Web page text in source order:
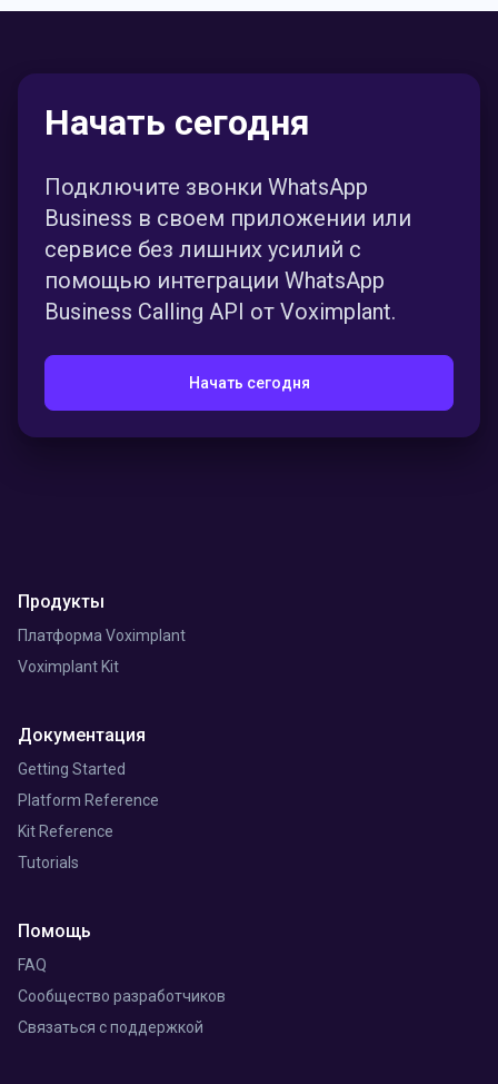
Начать сегодня
Подключите звонки WhatsApp
Business в своем приложении или
сервисе без лишних усилий с
помощью интеграции WhatsApp
Business Calling API от Voximplant.
Начать сегодня
Продукты
Платформа Voximplant
Voximplant Kit
Документация
Getting Started
Platform Reference
Kit Reference
Tutorials
Помощь
FAQ
Сообщество разработчиков
Связаться с поддержкой